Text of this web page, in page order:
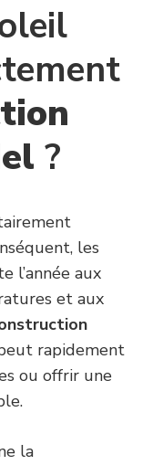
?
les
l’année aux
et aux
rapidement
ou offrir une
la